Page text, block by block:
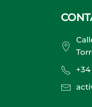
+34